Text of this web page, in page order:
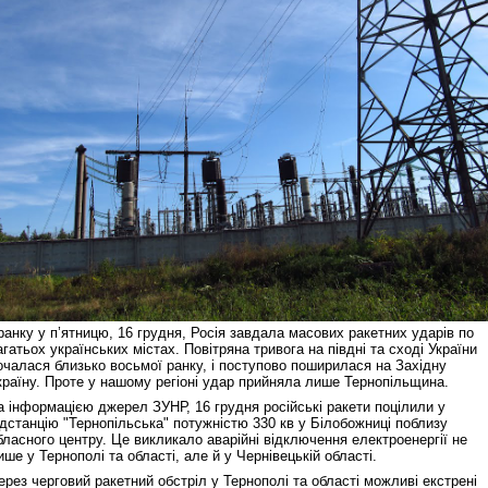
у п’ятницю, 16 грудня, Росія завдала масових ракетних ударів по
українських містах. Повітряна тривога на півдні та сході України
близько восьмої ранку, і поступово поширилася на Західну
Проте у нашому регіоні удар прийняла лише Тернопільщина.
інформацією джерел ЗУНР, 16 грудня російські ракети поцілили у
"Тернопільська" потужністю 330 кв у Білобожниці поблизу
центру. Це викликало аварійні відключення електроенергії не
у Тернополі та області, але й у Чернівецькій області.
черговий ракетний обстріл у Тернополі та області можливі екстрені